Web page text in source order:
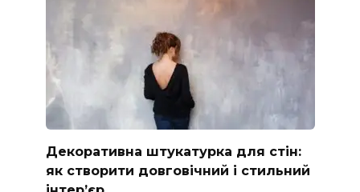
Декоративна штукатурка для стін:
як створити довговічний і стильний